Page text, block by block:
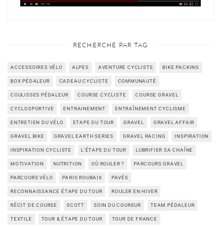
RECHERCHE PAR TAG
ACCESSOIRES VÉLO ALPES AVENTURE CYCLISTE BIKE PACKING
BOX PÉDALEUR CADEAU CYCLISTE COMMUNAUTÉ
COULISSES PÉDALEUR COURSE CYCLISTE COURSE GRAVEL
CYCLOSPORTIVE ENTRAINEMENT ENTRAÎNEMENT CYCLISME
ENTRETIEN DU VÉLO ETAPE DU TOUR GRAVEL GRAVEL AFFAIR
GRAVEL BIKE GRAVEL EARTH SERIES GRAVEL RACING INSPIRATION
INSPIRATION CYCLISTE L'ÉTAPE DU TOUR LUBRIFIER SA CHAÎNE
MOTIVATION NUTRITION OÙ ROULER ? PARCOURS GRAVEL
PARCOURS VÉLO PARIS ROUBAIX PAVÉS
RECONNAISSANCE ÉTAPE DU TOUR ROULER EN HIVER
RÉCIT DE COURSE SCOTT SOIN DU COUREUR TEAM PÉDALEUR
TEXTILE TOUR & ÉTAPE DU TOUR TOUR DE FRANCE